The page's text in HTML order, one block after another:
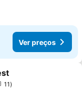
Ver preços
favoritos
11